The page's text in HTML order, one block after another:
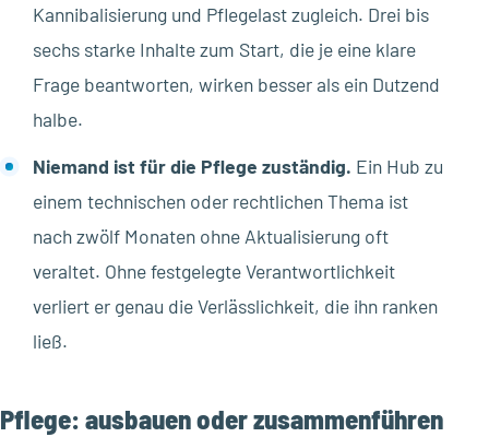
Kannibalisierung und Pflegelast zugleich. Drei bis
sechs starke Inhalte zum Start, die je eine klare
Frage beantworten, wirken besser als ein Dutzend
halbe.
Niemand ist für die Pflege zuständig. Ein Hub zu
einem technischen oder rechtlichen Thema ist
nach zwölf Monaten ohne Aktualisierung oft
veraltet. Ohne festgelegte Verantwortlichkeit
verliert er genau die Verlässlichkeit, die ihn ranken
ließ.
Pflege: ausbauen oder zusammenführen